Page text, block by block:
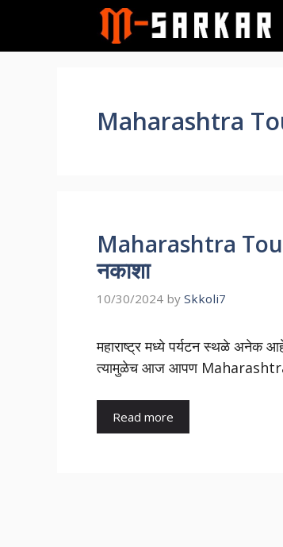
content
Maharashtra
Maharashtra
नकाशा
10/30/2024 by Skkoli7
महाराष्ट्र मध्ये पर्यटन स्थळे अनेक
त्यामुळेच आज आपण
Read more